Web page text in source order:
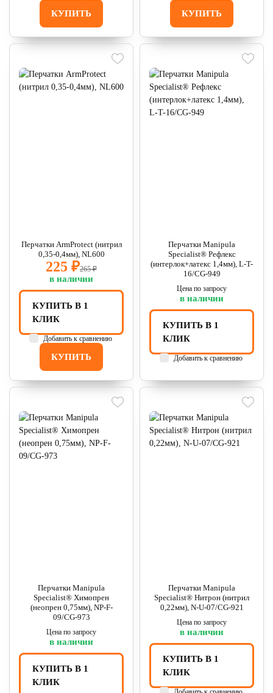
КУПИТЬ КУПИТЬ
Перчатки ArmProtect (нитрил
0,35-0,4мм), NL600
225 ₽265 ₽
в наличии
КУПИТЬ
КУПИТЬ В 1
КЛИК
Добавить к сравнению
Перчатки Manipula
Specialist® Рефлекс
(интерлок+латекс 1,4мм), L-T-
16/CG-949
Цена по запросу
в наличии
КУПИТЬ В 1
КЛИК
Добавить к сравнению
Перчатки Manipula
Specialist® Химопрен
(неопрен 0,75мм), NP-F-
09/CG-973
Цена по запросу
в наличии
КУПИТЬ В 1
КЛИК
Перчатки Manipula
Specialist® Нитрон (нитрил
0,22мм), N-U-07/CG-921
Цена по запросу
в наличии
КУПИТЬ В 1
КЛИК